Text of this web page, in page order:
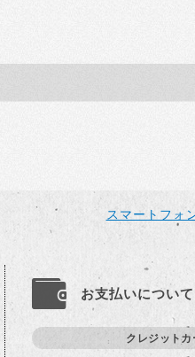
スマートフォ
お支払いについて
クレジットカ